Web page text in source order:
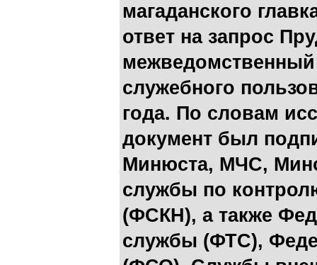
магаданского
ответ на запрос
служебного
года. По словам
документ был
Минюста, МЧС,
службы по
(ФСКН), а также
службы (ФТС),